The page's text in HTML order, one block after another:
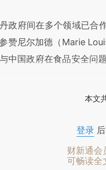
府间在多个领域已合作
赞尼尔加德（Marie
中国政府在食品安全问
本文
登录后
财新通会
可畅读全